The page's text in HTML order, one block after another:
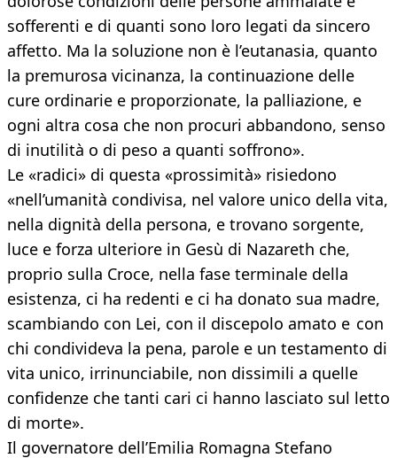
sofferenti e di quanti sono loro legati da sincero
affetto. Ma la soluzione non è l’eutanasia, quanto
la premurosa vicinanza, la continuazione delle
cure ordinarie e proporzionate, la palliazione, e
ogni altra cosa che non procuri abbandono, senso
di inutilità o di peso a quanti soffrono».
Le «radici» di questa «prossimità» risiedono
«nell’umanità condivisa, nel valore unico della vita,
nella dignità della persona, e trovano sorgente,
luce e forza ulteriore in Gesù di Nazareth che,
proprio sulla Croce, nella fase terminale della
esistenza, ci ha redenti e ci ha donato sua madre,
scambiando con Lei, con il discepolo amato e con
chi condivideva la pena, parole e un testamento di
vita unico, irrinunciabile, non dissimili a quelle
confidenze che tanti cari ci hanno lasciato sul letto
di morte».
Il governatore dell’Emilia Romagna Stefano